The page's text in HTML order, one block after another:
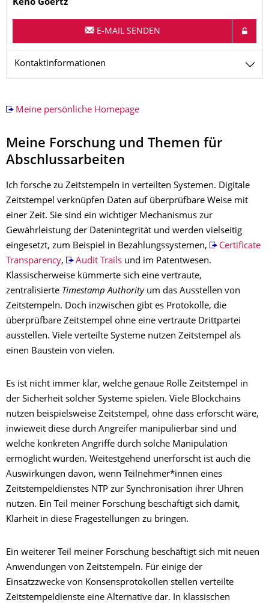
Keno Goertz
E-MAIL SENDEN
Kontaktinformationen
Meine persönliche Homepage
Meine Forschung und Themen für
Abschlussarbeiten
Ich forsche zu Zeitstempeln in verteilten Systemen. Digitale
Zeitstempel verknüpfen Daten auf überprüfbare Weise mit
einer Zeit. Sie sind ein wichtiger Mechanismus zur
Gewährleistung der Datenintegrität und werden vielseitig
eingesetzt, zum Beispiel in Bezahlungssystemen,
Certificate
Transparency, Audit Trailsund im Patentwesen.
Klassischerweise kümmerte sich eine vertraute,
zentralisierte Timestamp Authorityum das Ausstellen von
Zeitstempeln. Doch inzwischen gibt es Protokolle, die
überprüfbare Zeitstempel ohne eine vertraute Drittpartei
ausstellen. Viele verteilte Systeme nutzen Zeitstempel als
einen Baustein von vielen.
Es ist nicht immer klar, welche genaue Rolle Zeitstempel in
der Sicherheit solcher Systeme spielen. Viele Blockchains
nutzen beispielsweise Zeitstempel, ohne dass erforscht wäre,
inwieweit diese durch Angreifer manipulierbar sind und
welche konkreten Angriffe durch solche Manipulation
ermöglicht würden. Weitestgehend unerforscht ist auch die
Auswirkungen davon, wenn Teilnehmer*innen eines
Zeitstempeldienstes NTP zur Synchronisation ihrer Uhren
nutzen. Ein Teil meiner Forschung beschäftigt sich damit,
Klarheit in diese Fragestellungen zu bringen.
Ein weiterer Teil meiner Forschung beschäftigt sich mit neuen
Anwendungen von Zeitstempeln. Für einige der
Einsatzzwecke von Konsensprotokollen stellen verteilte
Zeitstempeldienste eine Alternative dar. In klassischen